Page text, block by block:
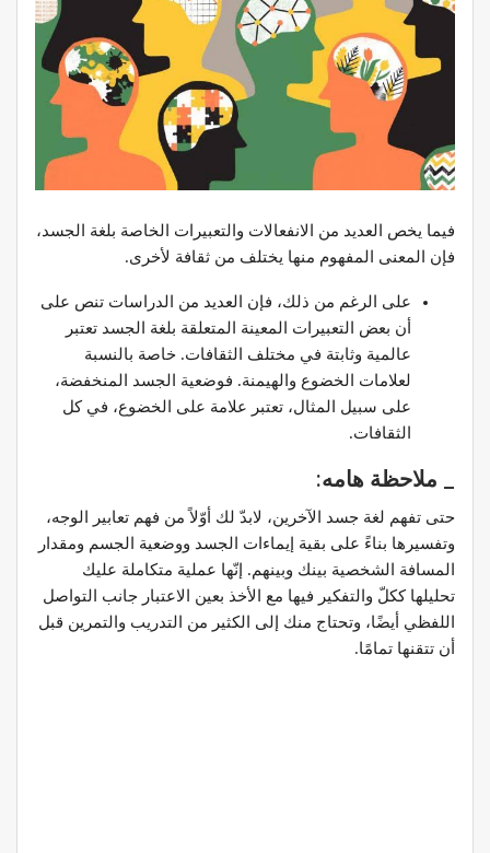
فيما يخص العديد من الانفعالات والتعبيرات الخاصة بلغة الجسد،
فإن المعنى المفهوم منها يختلف من ثقافة لأخرى.
على الرغم من ذلك، فإن العديد من الدراسات تنص على
أن بعض التعبيرات المعينة المتعلقة بلغة الجسد تعتبر
عالمية وثابتة في مختلف الثقافات. خاصة بالنسبة
لعلامات الخضوع والهيمنة. فوضعية الجسد المنخفضة،
على سبيل المثال، تعتبر علامة على الخضوع، في كل
الثقافات.
ملاحظة هامه:
حتى تفهم لغة جسد الآخرين، لابدّ لك أوّلاً من فهم تعابير الوجه،
وتفسيرها بناءً على بقية إيماءات الجسد ووضعية الجسم ومقدار
المسافة الشخصية بينك وبينهم. إنّها عملية متكاملة عليك
تحليلها ككلّ والتفكير فيها مع الأخذ بعين الاعتبار جانب التواصل
اللفظي أيضًا، وتحتاج منك إلى الكثير من التدريب والتمرين قبل
أن تتقنها تمامًا.